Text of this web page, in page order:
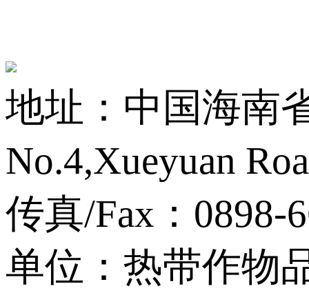
地址：中国海南
No.4,Xueyuan
传真/Fax：0898-
单位：热带作物